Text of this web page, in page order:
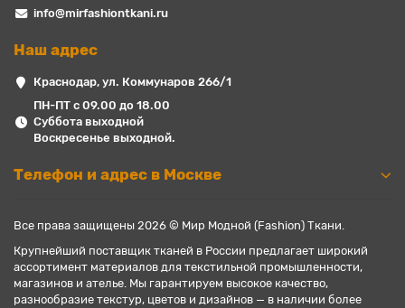
info@mirfashiontkani.ru
Наш адрес
Краснодар, ул. Коммунаров 266/1
ПН-ПТ с 09.00 до 18.00
Суббота выходной
Воскресенье выходной.
Телефон и адрес в Москве
Все права защищены 2026 © Мир Модной (Fashion) Ткани.
Крупнейший поставщик тканей в России предлагает широкий
ассортимент материалов для текстильной промышленности,
магазинов и ателье. Мы гарантируем высокое качество,
разнообразие текстур, цветов и дизайнов — в наличии более